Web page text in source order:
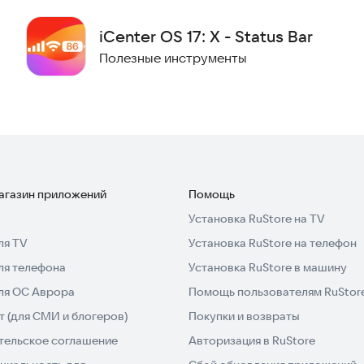
блокировщик поможет сохранить телефон
заблокированных.
яркими функциями. Преобразите общение и
к истории звонков для расширенного
журналы прямо в приложении.
Установите iCall как приложение для звонков
включая запись и отображение истории в
iCenter OS 17: X - Status Bar
Полезные инструменты
приложений
TV
телефона
ОС Аврора
(для СМИ и блогеров)
соглашение
Помощь
Установка RuStore на TV
Установка RuStore на телефон
Установка RuStore в машину
Помощь пользователям
Покупки и возвраты
Авторизация в RuStore